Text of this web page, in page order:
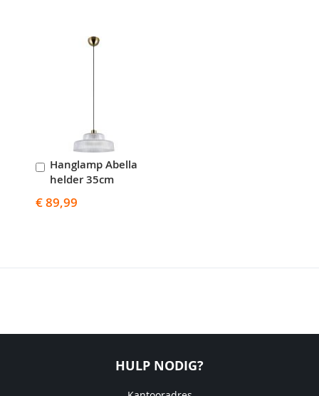
Hanglamp Abella
helder 35cm
€ 89,99
In
Winkelwagen
HULP NODIG?